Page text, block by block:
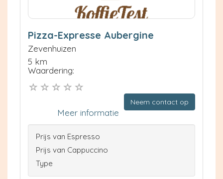
Pizza-Expresse Aubergine
Zevenhuizen
5 km
Waardering:
Neem contact op
Meer informatie
Prijs van Espresso
Prijs van Cappuccino
Type